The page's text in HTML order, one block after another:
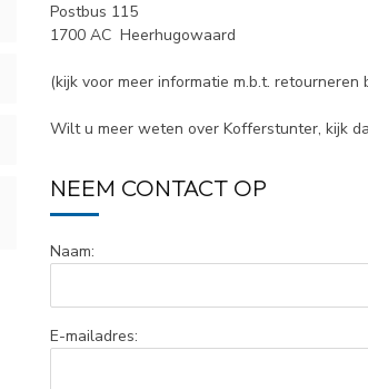
Postbus 115
1700 AC Heerhugowaard
(kijk voor meer informatie m.b.t. retourneren
Wilt u meer weten over Kofferstunter, kijk
NEEM CONTACT OP
Naam:
E-mailadres: